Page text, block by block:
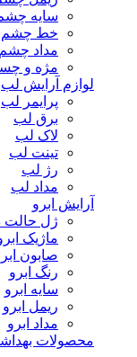
سایه
خط چشم
مداد چشم
مژه و
لوازم آرایش لب
پرایمر لب
برق لب
لاک لب
تینت لب
رژ لب
مداد لب
آرایش ابرو
ژل حالت
ماژیک
صابون
رنگ ابرو
سایه ابرو
ریمل ابرو
مداد ابرو
محصولات